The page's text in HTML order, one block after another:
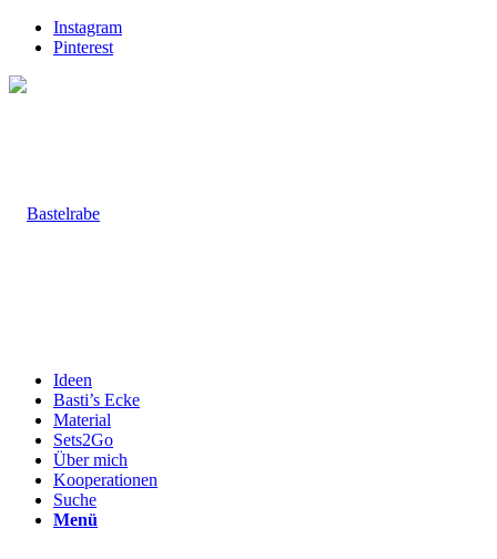
Instagram
Pinterest
Ideen
Basti’s Ecke
Material
Sets2Go
Über mich
Kooperationen
Suche
Menü